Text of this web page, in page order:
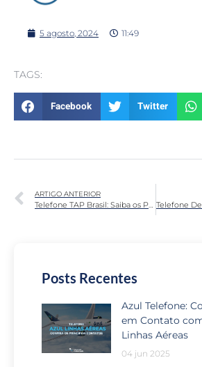
5 agosto, 2024 11:49
TAGS:
Facebook Twitter
ARTIGO ANTERIOR
Telefone TAP Brasil: Saiba os Principais Contatos da TAP Brasil
Posts Recentes
Azul Telefone:
em Contato
Linhas Aéreas
04 jun 2025